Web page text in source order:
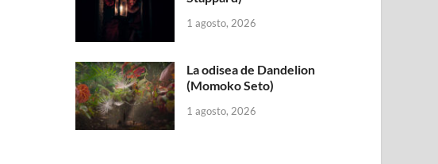
1 agosto, 2026
La odisea de Dandelion
(Momoko Seto)
1 agosto, 2026